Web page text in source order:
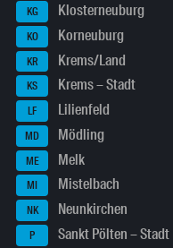
KG Klosterneuburg
KO Korneuburg
KR Krems/Land
KS Krems – Stadt
LF Lilienfeld
MD Mödling
ME Melk
MI Mistelbach
NK Neunkirchen
P Sankt Pölten – Stadt